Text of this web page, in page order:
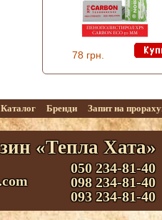
78 грн.
Каталог Бренди Запит на
«Тепла Хата»
050 234-81-40
098 234-81-40
093 234-81-40